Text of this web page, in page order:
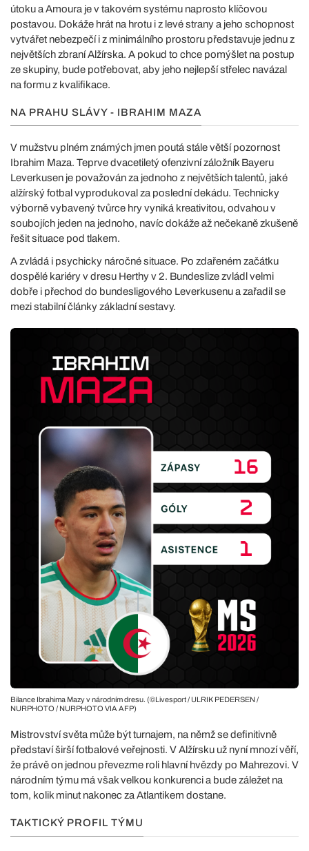
útoku a Amoura je v takovém systému naprosto klíčovou
postavou. Dokáže hrát na hrotu i z levé strany a jeho schopnost
vytvářet nebezpečí i z minimálního prostoru představuje jednu z
největších zbraní Alžírska. A pokud to chce pomýšlet na postup
ze skupiny, bude potřebovat, aby jeho nejlepší střelec navázal
na formu z kvalifikace.
NA PRAHU SLÁVY - IBRAHIM MAZA
V mužstvu plném známých jmen poutá stále větší pozornost
Ibrahim Maza. Teprve dvacetiletý ofenzivní záložník Bayeru
Leverkusen je považován za jednoho z největších talentů, jaké
alžírský fotbal vyprodukoval za poslední dekádu. Technicky
výborně vybavený tvůrce hry vyniká kreativitou, odvahou v
soubojích jeden na jednoho, navíc dokáže až nečekaně zkušeně
řešit situace pod tlakem.
A zvládá i psychicky náročné situace. Po zdařeném začátku
dospělé kariéry v dresu Herthy v 2. Bundeslize zvládl velmi
dobře i přechod do bundesligového Leverkusenu a zařadil se
mezi stabilní články základní sestavy.
Bilance Ibrahima Mazy v národním dresu. (©Livesport / ULRIK PEDERSEN /
NURPHOTO / NURPHOTO VIA AFP)
Mistrovství světa může být turnajem, na němž se definitivně
představí širší fotbalové veřejnosti. V Alžírsku už nyní mnozí věří,
že právě on jednou převezme roli hlavní hvězdy po Mahrezovi. V
národním týmu má však velkou konkurenci a bude záležet na
tom, kolik minut nakonec za Atlantikem dostane.
TAKTICKÝ PROFIL TÝMU